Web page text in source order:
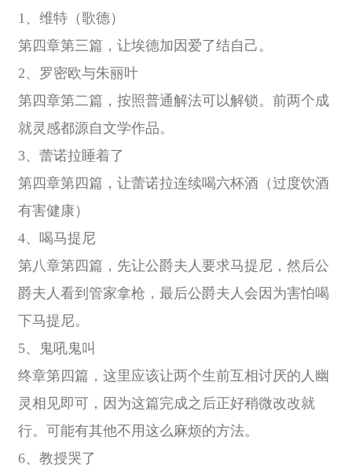
1、维特（歌德）
第四章第三篇，让埃德加因爱了结自己。
2、罗密欧与朱丽叶
第四章第二篇，按照普通解法可以解锁。前两个成
就灵感都源自文学作品。
3、蕾诺拉睡着了
第四章第四篇，让蕾诺拉连续喝六杯酒（过度饮酒
有害健康）
4、喝马提尼
第八章第四篇，先让公爵夫人要求马提尼，然后公
爵夫人看到管家拿枪，最后公爵夫人会因为害怕喝
下马提尼。
5、鬼吼鬼叫
终章第四篇，这里应该让两个生前互相讨厌的人幽
灵相见即可，因为这篇完成之后正好稍微改改就
行。可能有其他不用这么麻烦的方法。
6、教授哭了